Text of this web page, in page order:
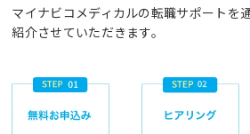
マイナビコメディカルの転職サポートを
紹介させていただきます。